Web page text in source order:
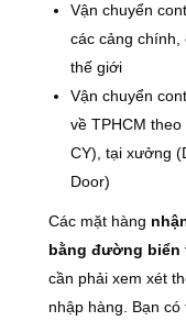
Vận chuyển
các cảng chính,
thế giới
Vận chuyển
về TPHCM
CY), tại xưởng
Door)
Các mặt hàng
bằng đường biển
cần phải xem xét
nhập hàng. Bạn